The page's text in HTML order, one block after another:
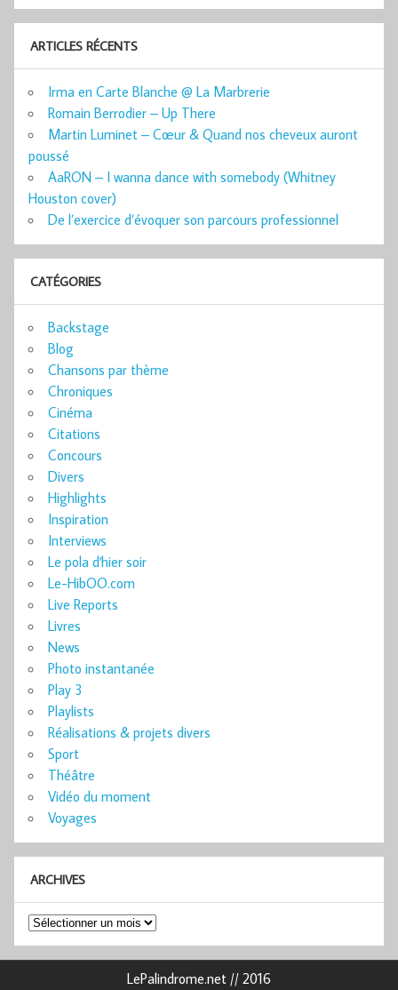
ARTICLES RÉCENTS
Irma en Carte Blanche @ La Marbrerie
Romain Berrodier – Up There
Martin Luminet – Cœur & Quand nos cheveux auront
poussé
AaRON – I wanna dance with somebody (Whitney
Houston cover)
De l’exercice d’évoquer son parcours professionnel
CATÉGORIES
Backstage
Blog
Chansons par thème
Chroniques
Cinéma
Citations
Concours
Divers
Highlights
Inspiration
Interviews
Le pola d'hier soir
Le-HibOO.com
Live Reports
Livres
News
Photo instantanée
Play 3
Playlists
Réalisations & projets divers
Sport
Théâtre
Vidéo du moment
Voyages
ARCHIVES
Archives
LePalindrome.net // 2016